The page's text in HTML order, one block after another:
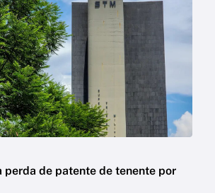
perda de patente de tenente por